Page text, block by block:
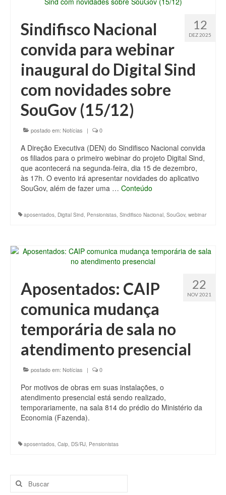
12
DEZ 2025
Sindifisco Nacional
convida para webinar
inaugural do Digital Sind
com novidades sobre
SouGov (15/12)
postado em: Notícias | 0
A Direção Executiva (DEN) do Sindifisco Nacional convida
os filiados para o primeiro webinar do projeto Digital Sind,
que acontecerá na segunda-feira, dia 15 de dezembro,
às 17h. O evento irá apresentar novidades do aplicativo
SouGov, além de fazer uma … Conteúdo
aposentados, Digital Sind, Pensionistas, Sindifisco Nacional, SouGov, webinar
22
NOV 2021
Aposentados: CAIP
comunica mudança
temporária de sala no
atendimento presencial
postado em: Notícias | 0
Por motivos de obras em suas instalações, o
atendimento presencial está sendo realizado,
temporariamente, na sala 814 do prédio do Ministério da
Economia (Fazenda).
aposentados, Caip, DS/RJ, Pensionistas
Buscar
por: